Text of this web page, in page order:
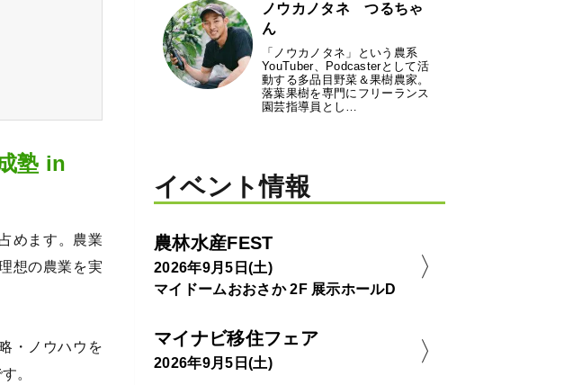
塾 in
めます。農業
想の農業を実
・ノウハウを
。
ノウカノタネ つるちゃ
ん
「ノウカノタネ」という農系
YouTuber、Podcasterとして活
動する多品目野菜＆果樹農家。
落葉果樹を専門にフリーランス
園芸指導員とし…
イベント情報
農林水産FEST
2026年9月5日(土)
マイドームおおさか 2F 展示ホールD
マイナビ移住フェア
2026年9月5日(土)